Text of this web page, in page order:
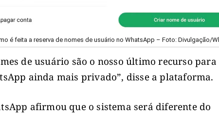
é feita a reserva de nomes de usuário no WhatsApp – Foto: Divulgação/
de usuário são o nosso último recurso
ainda mais privado”, disse a plataforma.
afirmou que o sistema será diferente do